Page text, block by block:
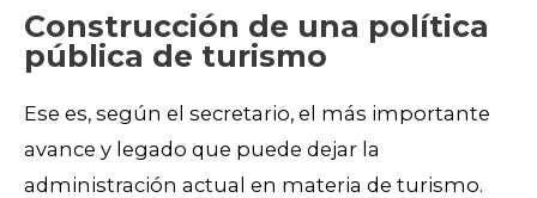
Construcción de una política
pública de turismo
Ese es, según el secretario, el más importante
avance y legado que puede dejar la
administración actual en materia de turismo.